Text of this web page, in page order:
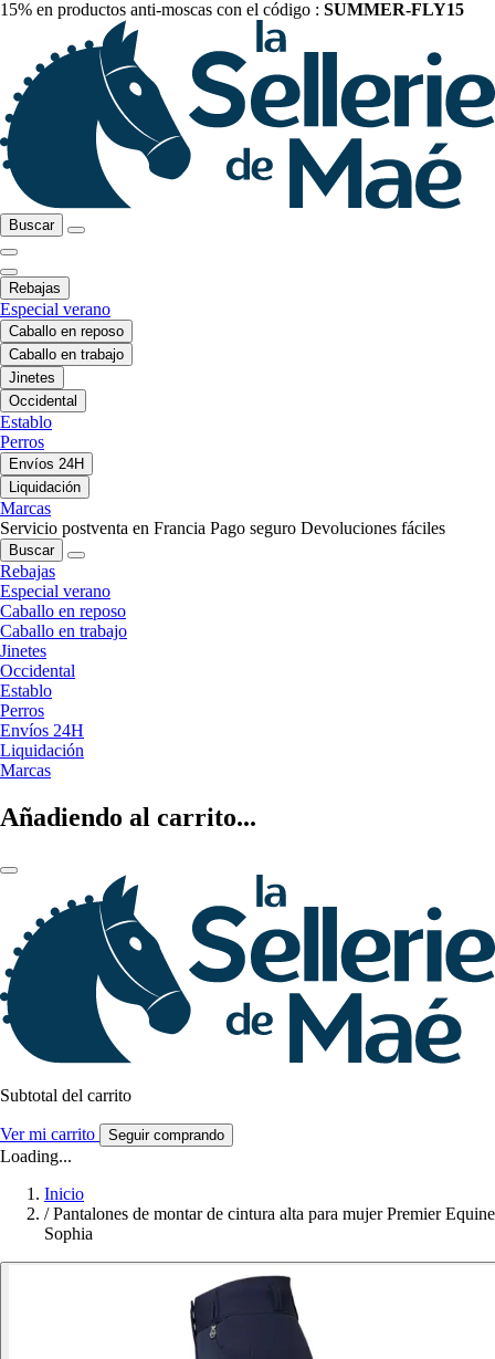
15% en productos anti-moscas con el código : SUMMER-FLY15
Buscar
Rebajas
Especial verano
Caballo en reposo
Caballo en trabajo
Jinetes
Occidental
Establo
Perros
Envíos 24H
Liquidación
Marcas
Servicio postventa en Francia Pago seguro Devoluciones fáciles
Buscar
Rebajas
Especial verano
Caballo en reposo
Caballo en trabajo
Jinetes
Occidental
Establo
Perros
Envíos 24H
Liquidación
Marcas
Añadiendo al carrito...
Subtotal del carrito
Ver mi carrito Seguir comprando
Loading...
Inicio
/ Pantalones de montar de cintura alta para mujer Premier Equine
Sophia